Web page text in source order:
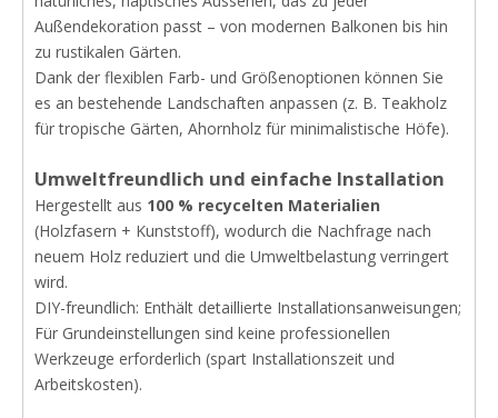
Außendekoration passt – von modernen Balkonen bis hin
zu rustikalen Gärten.
Dank der flexiblen Farb- und Größenoptionen können Sie
es an bestehende Landschaften anpassen (z. B. Teakholz
für tropische Gärten, Ahornholz für minimalistische Höfe).
Umweltfreundlich und einfache Installation
Hergestellt aus 100 % recycelten Materialien
(Holzfasern + Kunststoff), wodurch die Nachfrage nach
neuem Holz reduziert und die Umweltbelastung verringert
wird.
DIY-freundlich: Enthält detaillierte Installationsanweisungen;
Für Grundeinstellungen sind keine professionellen
Werkzeuge erforderlich (spart Installationszeit und
Arbeitskosten).